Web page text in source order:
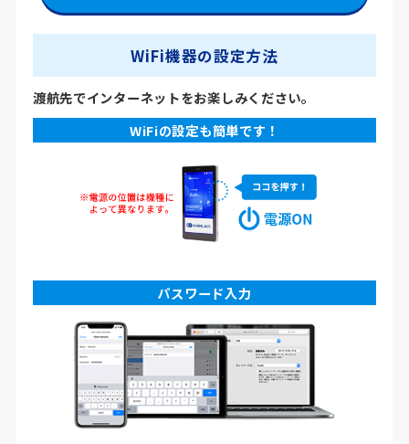
WiFi機器の設定方法
渡航先でインターネットをお楽しみください。
WiFiの設定も簡単です！
パスワード入力